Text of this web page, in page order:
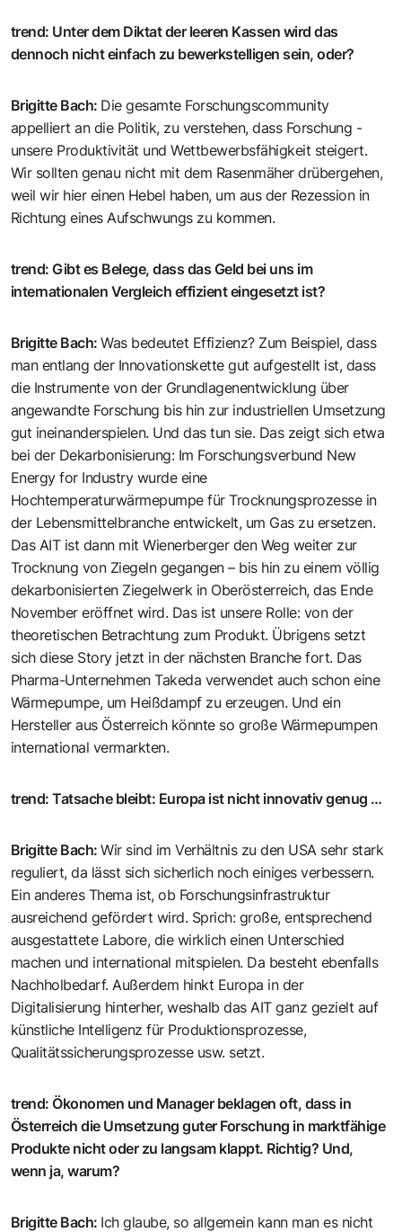
trend: Unter dem Diktat der leeren Kassen wird das
dennoch nicht einfach zu bewerkstelligen sein, oder?
Brigitte Bach: Die gesamte Forschungscommunity
appelliert an die Politik, zu verstehen, dass Forschung ­
unsere Produktivität und Wettbewerbsfähigkeit steigert.
Wir sollten genau nicht mit dem Rasenmäher drüber­gehen,
weil wir hier einen Hebel haben, um aus der Rezession in
Richtung eines Aufschwungs zu kommen.
trend:Gibt es Belege, dass das Geld bei uns im
internationalen Vergleich effizient eingesetzt ist?
Brigitte Bach:Was bedeutet Effizienz? Zum Beispiel, dass
man entlang der Innovationskette gut aufgestellt ist, dass
die In­strumente von der Grundlagenentwicklung über
angewandte Forschung bis hin zur industriellen Umsetzung
gut ineinanderspielen. Und das tun sie. Das zeigt sich etwa
bei der Dekarbonisierung: Im Forschungsverbund New
Energy for ­Industry wurde eine
Hochtemperaturwärmepumpe für Trocknungsprozesse in
der Lebensmittelbranche entwickelt, um Gas zu ersetzen.
Das AIT ist dann mit ­Wienerberger den Weg weiter zur
Trocknung von Ziegeln gegangen – bis hin zu einem völlig
dekarbonisierten Ziegelwerk in Oberösterreich, das Ende
November eröffnet wird. Das ist unsere Rolle: von der
theoretischen Betrachtung zum Produkt. Übrigens setzt
sich diese Story jetzt in der nächsten Branche fort. Das
Pharma-Unternehmen Takeda verwendet auch schon eine
Wärmepumpe, um Heißdampf zu erzeugen. Und ein
Hersteller aus Österreich könnte so große Wärmepumpen
international vermarkten.
trend:Tatsache bleibt: Europa ist nicht inno­vativ genug …
Brigitte Bach:Wir sind im Verhältnis zu den USA sehr stark
reguliert, da lässt sich sicherlich noch einiges verbessern.
Ein anderes Thema ist, ob Forschungsinfrastruktur
ausreichend gefördert wird. Sprich: große, entsprechend
ausgestattete Labore, die wirklich einen ­Unterschied
machen und international mitspielen. Da besteht ebenfalls
Nachholbedarf. Außerdem hinkt Europa in der
Digitalisierung hinterher, weshalb das AIT ganz gezielt auf
künstliche Intelligenz für Produktionsprozesse,
Qualitätssicherungsprozesse usw. setzt.
trend:Ökonomen und Manager beklagen oft, dass in
Österreich die Umsetzung guter Forschung in marktfähige
Produkte nicht oder zu langsam klappt. Richtig? Und,
wenn ja, warum?
Brigitte Bach: Ich glaube, so ­allgemein kann man es nicht